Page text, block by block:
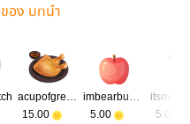
อง บทนำ
acupofgreentea
15.00
imbearbunny
5.00
5.00